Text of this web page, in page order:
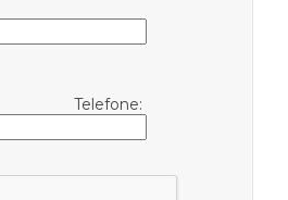
Telefone: